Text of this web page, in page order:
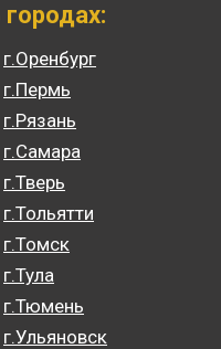
г.Оренбург
г.Пермь
г.Рязань
г.Самара
г.Тверь
г.Тольятти
г.Томск
г.Тула
г.Тюмень
г.Ульяновск